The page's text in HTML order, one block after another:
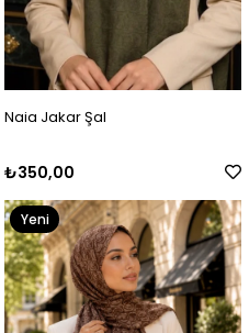
Naia Jakar Şal
₺350,00
Yeni
Ürün